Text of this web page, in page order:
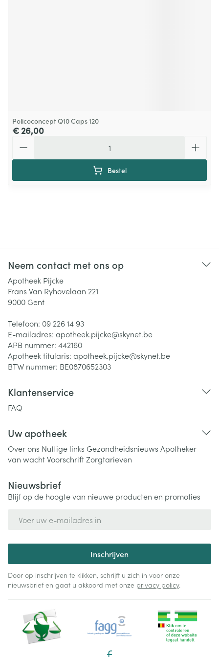
Policoconcept Q10 Caps 120
€ 26,00
Bestel
Neem contact met ons op
Apotheek Pijcke
Frans Van Ryhovelaan 221
9000 Gent
Telefoon: 09 226 14 93
E-mailadres: apotheek.pijcke@skynet.be
APB nummer: 442160
Apotheek titularis: apotheek.pijcke@skynet.be
BTW nummer: BE0870652303
Klantenservice
FAQ
Uw apotheek
Over ons Nuttige links Gezondheidsnieuws Apotheker
van wachtVoorschriftZorgtarieven
Nieuwsbrief
Blijf op de hoogte van nieuwe producten en promoties
Inschrijven
Door op inschrijven te klikken, schrijft u zich in voor onze
nieuwsbrief en gaat u akkoord met onze privacy policy.